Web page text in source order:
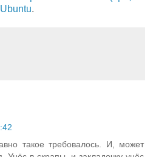
.
такое требовалось. И, может